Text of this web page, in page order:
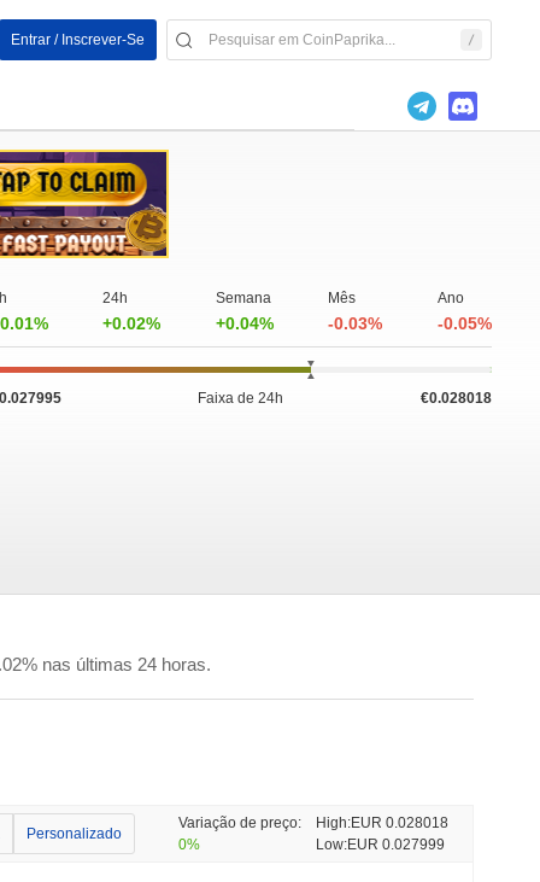
Entrar / Inscrever-Se
24h
+0.02%
Semana
+0.04%
Mês
-0.03%
Ano
-0.05%
Faixa de 24h €0.028018
nas últimas 24 horas.
Personalizado
Variação de preço:
0%
High:EUR 0.028018
Low:EUR 0.027999